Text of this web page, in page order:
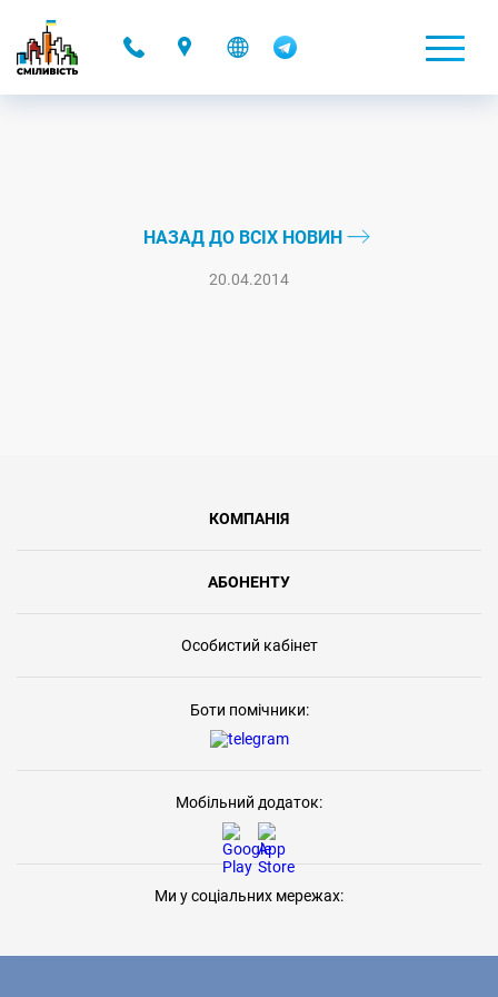
НАЗАД ДО ВСІХ НОВИН
20.04.2014
КОМПАНІЯ
АБОНЕНТУ
Особистий кабінет
Боти помічники:
Мобільний додаток:
Ми у соціальних мережах: